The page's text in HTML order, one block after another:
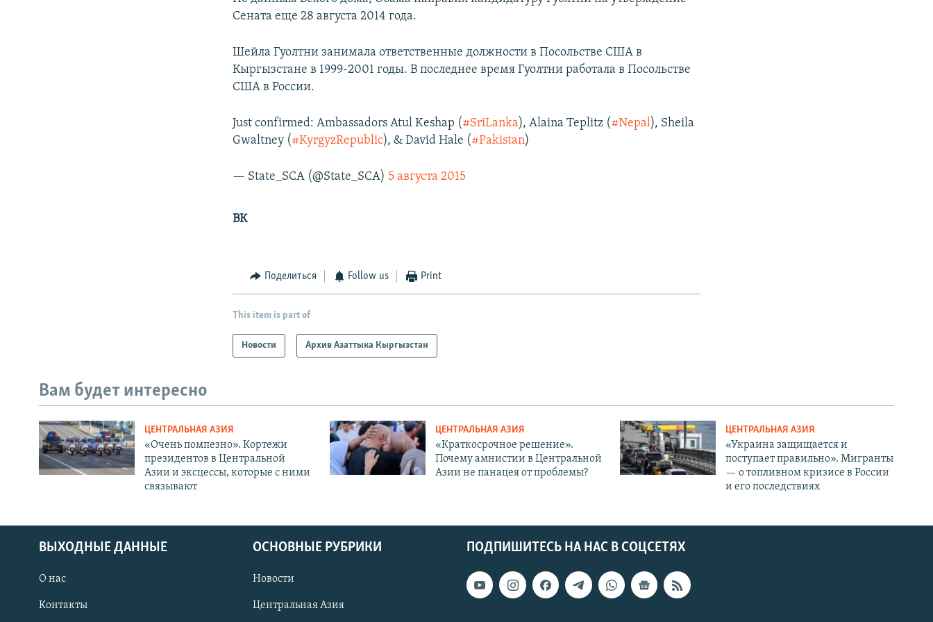
Сената еще 28 августа 2014 года.
Шейла Гуолтни занимала ответственные должности в Посольстве США в
Кыргызстане в 1999-2001 годы. В последнее время Гуолтни работала в Посольстве
США в России.
Just confirmed: Ambassadors Atul Keshap (#SriLanka), Alaina Teplitz (#Nepal), Sheila
Gwaltney (#KyrgyzRepublic), & David Hale (#Pakistan)
— State_SCA (@State_SCA) 5 августа 2015
ВК
Поделиться Follow us Print
This item is part of
Новости Архив Азаттыка Кыргызстан
Вам будет интересно
ЦЕНТРАЛЬНАЯ АЗИЯ
«Очень помпезно». Кортежи
президентов в Центральной
Азии и эксцессы, которые с ними
связывают
ЦЕНТРАЛЬНАЯ АЗИЯ
«Краткосрочное решение».
Почему амнистии в Центральной
Азии не панацея от проблемы?
ЦЕНТРАЛЬНАЯ АЗИЯ
«Украина защищается и
поступает правильно». Мигранты
— о топливном кризисе в России
и его последствиях
ПОДПИШИТЕСЬ НА НАС В СОЦСЕТЯХ
ВЫХОДНЫЕ ДАННЫЕ
О нас
Контакты
ОСНОВНЫЕ РУБРИКИ
Новости
Центральная Азия